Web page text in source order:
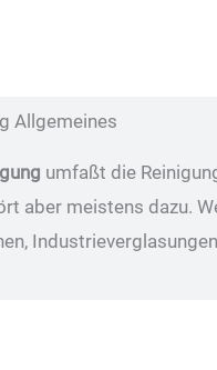
Allgemeines
umfaßt die
aber meistens dazu.